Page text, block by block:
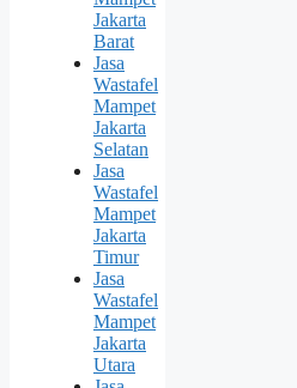
Jakarta
Barat
Jasa
Wastafel
Mampet
Jakarta
Selatan
Jasa
Wastafel
Mampet
Jakarta
Timur
Jasa
Wastafel
Mampet
Jakarta
Utara